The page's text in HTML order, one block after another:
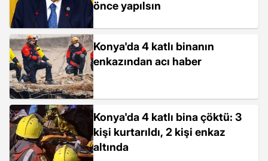
önce yapılsın
Konya'da 4 katlı binanın
enkazından acı haber
Konya'da 4 katlı bina çöktü: 3
kişi kurtarıldı, 2 kişi enkaz
altında